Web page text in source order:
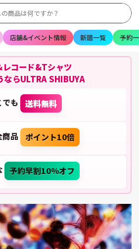
店舗&イベント情報 新譜一覧 予約
レコード&Tシャツ
ならULTRA SHIBUYA
でも 送料無料
品 ポイント10倍
予約早割10%オフ